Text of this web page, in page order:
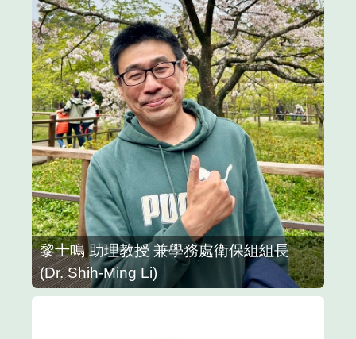
黎士鳴 助理教授 兼學務處衛保組組長
(Dr. Shih-Ming Li)